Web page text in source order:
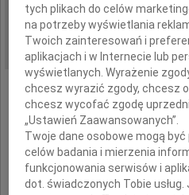
REGION: Wrocław
DATA EMISJI: 26.05.2011
nasz
tych plikach do celów
na potrzeby wyświetlania
Twoich zainteresowań i
aplikacjach i w Internecie lub
wyświetlanych. Wyrażenie
chcesz wyrazić zgody, chcesz
chcesz wycofać zgodę
„Ustawień Zaawansowanych”.
Twoje dane osobowe mogą
celów badania i mierzenia
funkcjonowania serwisów i
dot. świadczonych Tobie